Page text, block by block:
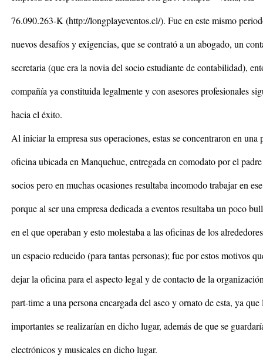
76.090.263-K (http://longplayeventos.cl/). Fue en este mismo
nuevos desafíos y exigencias, que se contrató a un abogado, un
secretaria (que era la novia del socio estudiante de contabilidad),
compañía ya constituida legalmente y con asesores profesionales
hacia el éxito.
Al iniciar la empresa sus operaciones, estas se concentraron en una
oficina ubicada en Manquehue, entregada en comodato por el
socios pero en muchas ocasiones resultaba incomodo trabajar en
porque al ser una empresa dedicada a eventos resultaba un poco
en el que operaban y esto molestaba a las oficinas de los
un espacio reducido (para tantas personas); fue por estos motivos
dejar la oficina para el aspecto legal y de contacto de la
part-time a una persona encargada del aseo y ornato de esta, ya que
importantes se realizarían en dicho lugar, además de que se
electrónicos y musicales en dicho lugar.